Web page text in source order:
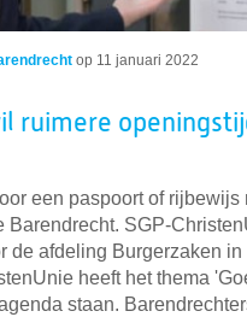
op 11 januari 2022
ruimere
een paspoort of rijbewijs
Barendrecht. SGP-
de afdeling Burgerzaken
heeft het thema
staan.